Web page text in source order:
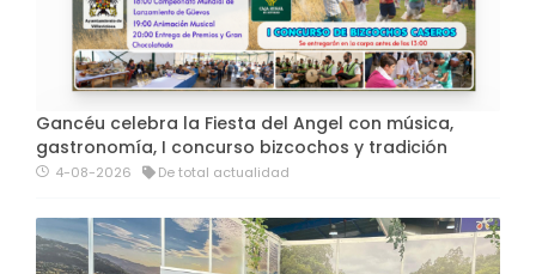
Gancéu celebra la Fiesta del Angel con música,
gastronomía, I concurso bizcochos y tradición
4-08-2026 De total actualidad